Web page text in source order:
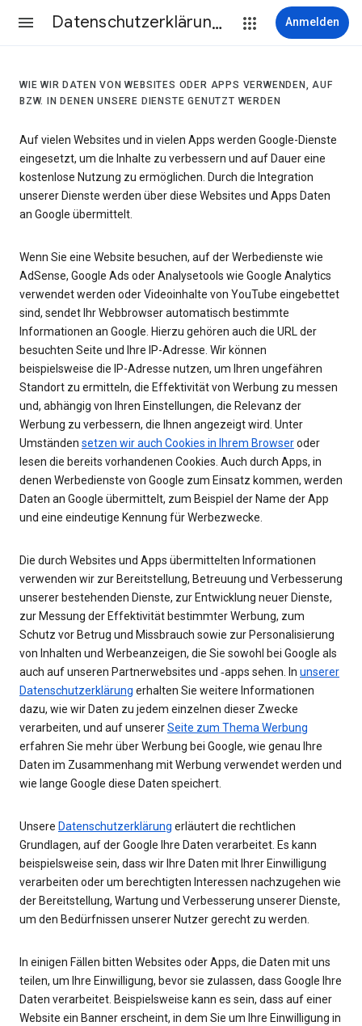
Datenschutzerklärung & Nutzungsbedingungen Anmelden
WIE WIR DATEN VON WEBSITES ODER APPS VERWENDEN, AUF
BZW. IN DENEN UNSERE DIENSTE GENUTZT WERDEN
Auf vielen Websites und in vielen Apps werden Google-Dienste
eingesetzt, um die Inhalte zu verbessern und auf Dauer eine
kostenlose Nutzung zu ermöglichen. Durch die Integration
unserer Dienste werden über diese Websites und Apps Daten
an Google übermittelt.
Wenn Sie eine Website besuchen, auf der Werbedienste wie
AdSense, Google Ads oder Analysetools wie Google Analytics
verwendet werden oder Videoinhalte von YouTube eingebettet
sind, sendet Ihr Webbrowser automatisch bestimmte
Informationen an Google. Hierzu gehören auch die URL der
besuchten Seite und Ihre IP-Adresse. Wir können
beispielsweise die IP-Adresse nutzen, um Ihren ungefähren
Standort zu ermitteln, die Effektivität von Werbung zu messen
und, abhängig von Ihren Einstellungen, die Relevanz der
Werbung zu verbessern, die Ihnen angezeigt wird. Unter
Umständen setzen wir auch Cookies in Ihrem Browseroder
lesen die bereits vorhandenen Cookies. Auch durch Apps, in
denen Werbedienste von Google zum Einsatz kommen, werden
Daten an Google übermittelt, zum Beispiel der Name der App
und eine eindeutige Kennung für Werbezwecke.
Die durch Websites und Apps übermittelten Informationen
verwenden wir zur Bereitstellung, Betreuung und Verbesserung
unserer bestehenden Dienste, zur Entwicklung neuer Dienste,
zur Messung der Effektivität bestimmter Werbung, zum
Schutz vor Betrug und Missbrauch sowie zur Personalisierung
von Inhalten und Werbeanzeigen, die Sie sowohl bei Google als
auch auf unseren Partnerwebsites und ‑apps sehen. In unserer
Datenschutzerklärung erhalten Sie weitere Informationen
dazu, wie wir Daten zu jedem einzelnen dieser Zwecke
verarbeiten, und auf unsererSeite zum Thema Werbung
erfahren Sie mehr über Werbung bei Google, wie genau Ihre
Daten im Zusammenhang mit Werbung verwendet werden und
wie lange Google diese Daten speichert.
Unsere Datenschutzerklärung erläutert die rechtlichen
Grundlagen, auf der Google Ihre Daten verarbeitet. Es kann
beispielsweise sein, dass wir Ihre Daten mit Ihrer Einwilligung
verarbeiten oder um berechtigten Interessen nachzugehen wie
der Bereitstellung, Wartung und Verbesserung unserer Dienste,
um den Bedürfnissen unserer Nutzer gerecht zu werden.
In einigen Fällen bitten Websites oder Apps, die Daten mit uns
teilen, um Ihre Einwilligung, bevor sie zulassen, dass Google Ihre
Daten verarbeitet. Beispielsweise kann es sein, dass auf einer
Website ein Banner erscheint, in dem Sie um Ihre Einwilligung in